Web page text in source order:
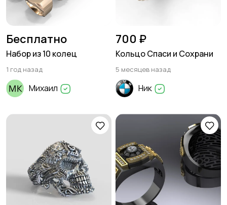
Бесплатно
Набор из 10 колец
1 год назад
Михаил
700 ₽
Кольцо Спаси и Сохрани
5 месяцев назад
Ник